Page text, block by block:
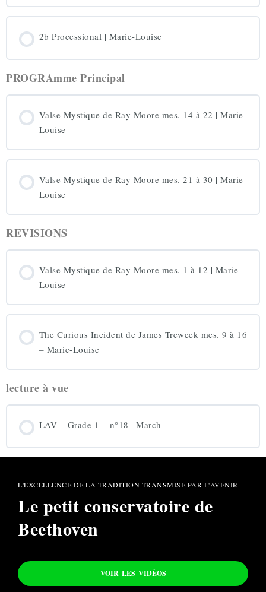
2b Processional | Marie-Louise
PROGRAmme Principal
Valse Mystique de Ray Moore mes. 14 à 22 | Marie-
Louise
Valse Mystique de Ray Moore mes. 21 à 30 | Marie-
Louise
REVISIONS
Valse Mystique de Ray Moore mes. 1 à 12 | Marie-
Louise
The Curious Incident de James Treweek mes. 9 à 16
– Marie-Louise
lecture à vue
LAV – Grade 1 – n°18 | March
L'EXCELLENCE DE LA TRADITION TRANSMISE PAR L'AVENIR
Le petit conservatoire de
Beethoven
VOIR LES VIDÉOS